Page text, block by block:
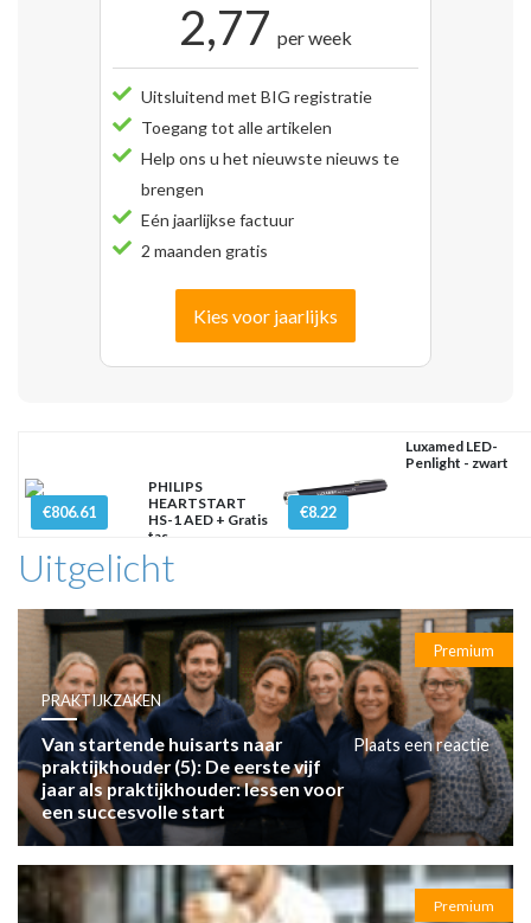
2,77 per week
Uitsluitend met BIG registratie
Toegang tot alle artikelen
Help ons u het nieuwste nieuws te
brengen
Eén jaarlijkse factuur
2 maanden gratis
Kies voor jaarlijks
€806.61
PHILIPS
HEARTSTART
HS-1 AED + Gratis
tas
€8.22
Luxamed LED-
Penlight - zwart
Uitgelicht
Premium
PRAKTIJKZAKEN
Van startende huisarts naar
praktijkhouder (5): De eerste vijf
jaar als praktijkhouder: lessen voor
een succesvolle start
Plaats een reactie
Premium